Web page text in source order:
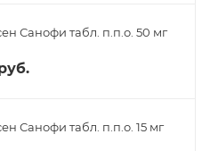
Санофи табл. п.п.о. 50 мг
Санофи табл. п.п.о. 15 мг